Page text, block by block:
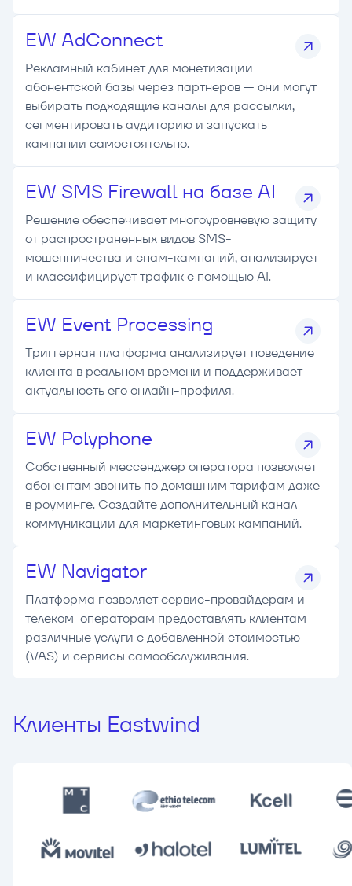
EW AdConnect
Рекламный кабинет для монетизации
абонентской базы через партнеров — они могут
выбирать подходящие каналы для рассылки,
сегментировать аудиторию и запускать
кампании самостоятельно.
EW SMS Firewall на базе AI
Решение обеспечивает многоуровневую защиту
от распространенных видов SMS-
мошенничества и спам-кампаний, анализирует
и классифицирует трафик с помощью AI.
EW Event Processing
Триггерная платформа анализирует поведение
клиента в реальном времени и поддерживает
актуальность его онлайн-профиля.
EW Polyphone
Собственный мессенджер оператора позволяет
абонентам звонить по домашним тарифам даже
в роуминге. Создайте дополнительный канал
коммуникации для маркетинговых кампаний.
EW Navigator
Платформа позволяет сервис-провайдерам и
телеком-операторам предоставлять клиентам
различные услуги с добавленной стоимостью
(VAS) и сервисы самообслуживания.
Клиенты Eastwind